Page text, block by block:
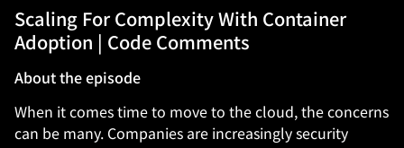
Scaling For Complexity With Container
Adoption | Code Comments
About the episode
When it comes time to move to the cloud, the concerns
can be many. Companies are increasingly security